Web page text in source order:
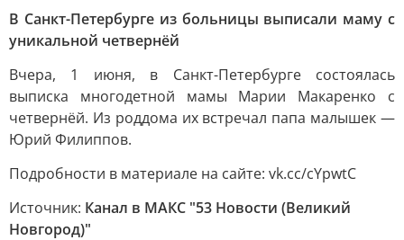
В Санкт-Петербурге из больницы выписали маму с
уникальной четвернёй
Вчера, 1 июня, в Санкт-Петербурге состоялась
выписка многодетной мамы Марии Макаренко с
четвернёй. Из роддома их встречал папа малышек —
Юрий Филиппов.
Подробности в материале на сайте: vk.cc/cYpwtC
Источник: Канал в МАКС "53 Новости (Великий
Новгород)"